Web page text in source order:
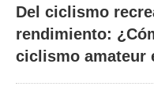
Del ciclismo
rendimiento:
ciclismo amateur